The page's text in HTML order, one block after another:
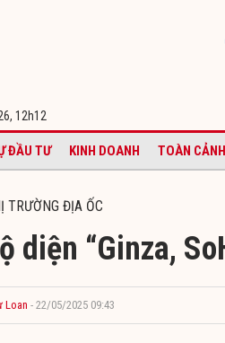
12h12
ĐẦU TƯ KINH DOANH TOÀN
TRƯỜNG ĐỊA ỐC
diện “Ginza,
Loan - 22/05/2025 09:43